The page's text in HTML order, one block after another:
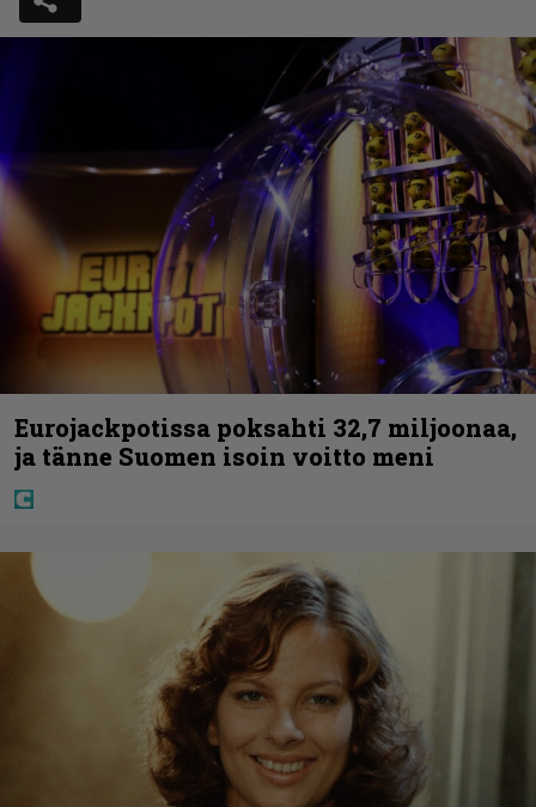
Eurojackpotissa poksahti 32,7 miljoonaa,
ja tänne Suomen isoin voitto meni